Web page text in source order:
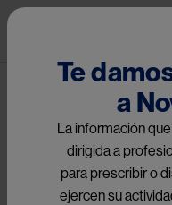
Productos
Te
a
La información
dirigida a
para prescribir o
ejercen su